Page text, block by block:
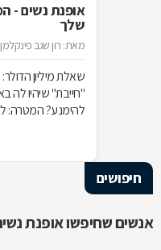
אופנת נשים -
שלך
מאת: רון שגב פינקלמן
"חייבת" שיהיו לה
להימנע? המטרה:
מבלי להחליף
חיפושים
אנשים שחיפשו אופנת